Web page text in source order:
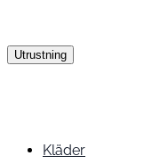
Utrustning
Kläder